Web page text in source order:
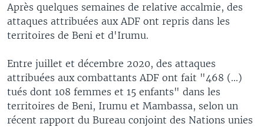
Après quelques semaines de relative accalmie, des
attaques attribuées aux ADF ont repris dans les
territoires de Beni et d'Irumu.
Entre juillet et décembre 2020, des attaques
attribuées aux combattants ADF ont fait "468 (...)
tués dont 108 femmes et 15 enfants" dans les
territoires de Beni, Irumu et Mambassa, selon un
récent rapport du Bureau conjoint des Nations unies